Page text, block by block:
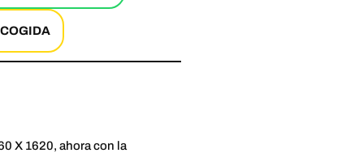
X 1620, ahora con la